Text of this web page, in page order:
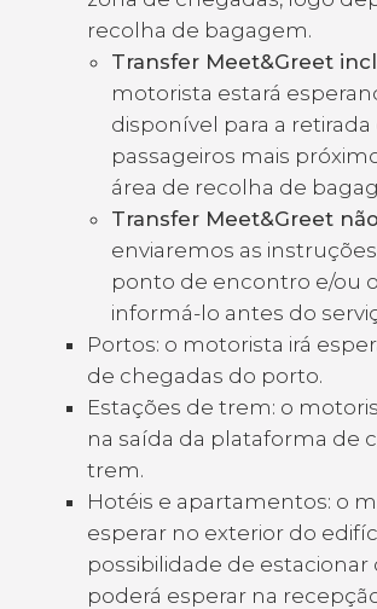
recolha de bagagem.
Transfer Meet&Greet
motorista estará
disponível para a retirada
passageiros mais
área de recolha de
Transfer Meet&Greet
enviaremos as
ponto de encontro e/ou
informá-lo antes do
Portos: o motorista irá
de chegadas do porto.
Estações de trem: o
na saída da plataforma de
trem.
Hotéis e apartamentos: o
esperar no exterior do
possibilidade de estacionar
poderá esperar na